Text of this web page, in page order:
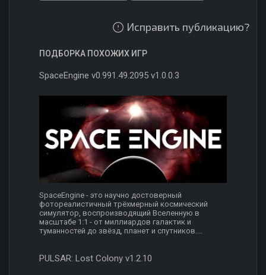
Исправить публикацию?
ПОДБОРКА ПОХОЖИХ ИГР
SpaceEngine v0.991.49.2095 v1.0.0.3
SpaceEngine - это научно достоверный
фотореалистичный трёхмерный космический
симулятор, воспроизводящий Вселенную в
масштабе 1:1 - от миллиардов галактик и
туманностей до звёзд, планет и спутников....
PULSAR: Lost Colony v1.2.10